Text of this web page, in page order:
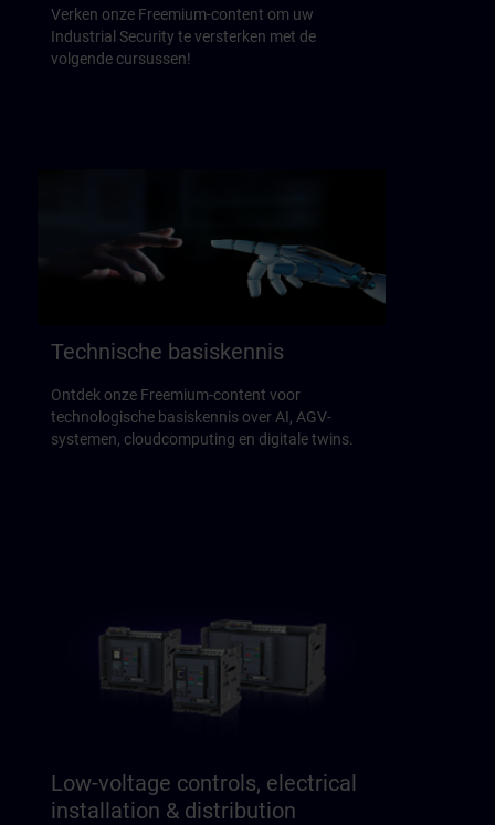
Verken onze Freemium-content om uw
Industrial Security te versterken met de
volgende cursussen!
Technische basiskennis
Ontdek onze Freemium-content voor
technologische basiskennis over AI, AGV-
systemen, cloudcomputing en digitale twins.
Low-voltage controls, electrical
installation & distribution